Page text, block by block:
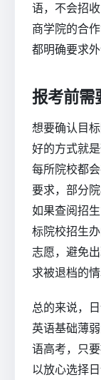
语，不会招
商学院的合
都明确要求
报考前需
想要确认目
好的方式就是
每所院校都
要求，部分
如果查阅招
标院校招生
志愿，避免
求被退档的情
总的来说，
英语基础薄
语高考，只
以放心选择